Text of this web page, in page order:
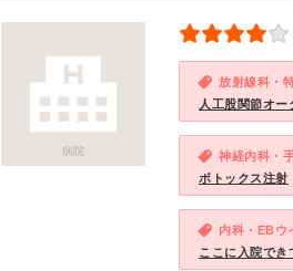
病院
放射線科・
人工股関節オー
神経内科・
ボトックス注射
内科・EBウ
ここに入院でき